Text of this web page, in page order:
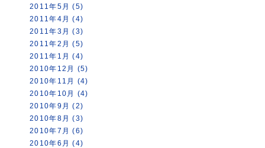
2011年5月 (5)
2011年4月 (4)
2011年3月 (3)
2011年2月 (5)
2011年1月 (4)
2010年12月 (5)
2010年11月 (4)
2010年10月 (4)
2010年9月 (2)
2010年8月 (3)
2010年7月 (6)
2010年6月 (4)